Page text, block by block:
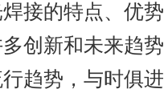
接的特点、优
创新和未来趋
趋势，与时俱进